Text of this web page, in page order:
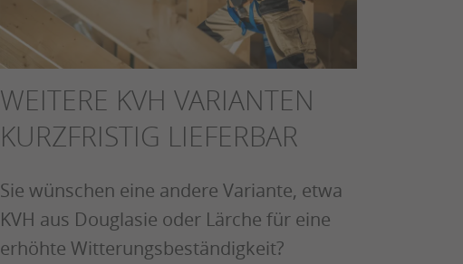
WEITERE KVH VARIANTEN
KURZFRISTIG LIEFERBAR
Sie wünschen eine andere Variante, etwa
KVH aus Douglasie oder Lärche für eine
erhöhte Witterungsbeständigkeit?